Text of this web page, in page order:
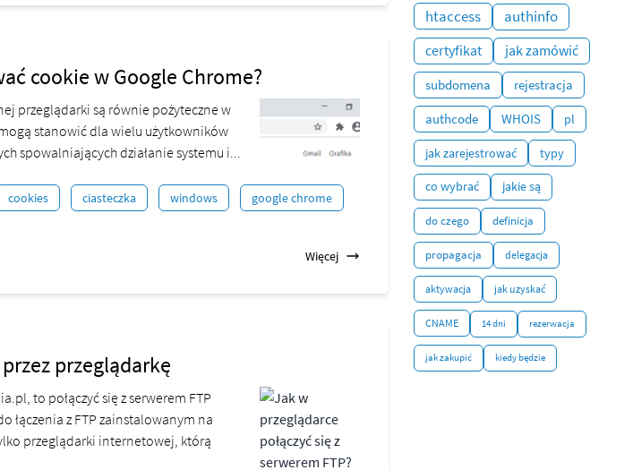
cookie w Google Chrome?
przeglądarki są równie pożyteczne w
stanowić dla wielu użytkowników
spowalniających działanie systemu i...
cookies ciasteczka windows google chrome
Więcej
przeglądarkę
to połączyć się z serwerem FTP
łączenia z FTP zainstalowanym na
przeglądarki internetowej, którą
htaccess
authinfo
certyfikat
jak zamówić
subdomena
rejestracja
authcode
WHOIS pl
jak zarejestrować typy
co wybrać jakie są
do czego definicja
propagacja delegacja
aktywacja jak uzyskać
CNAME 14 dni rezerwacja
jak zakupić kiedy będzie